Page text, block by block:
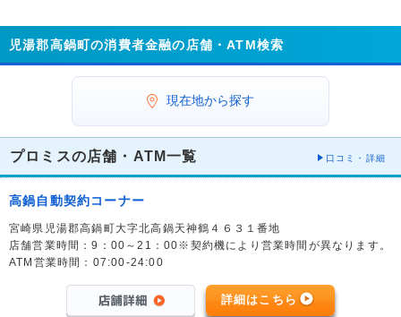
児湯郡高鍋町の消費者金融の店舗・ATM検索
現在地から探す
プロミスの店舗・ATM一覧 口コミ・詳細
高鍋自動契約コーナー
宮崎県児湯郡高鍋町大字北高鍋天神鶴４６３１番地
店舗営業時間：9：00～21：00※契約機により営業時間が異なります。
ATM営業時間：07:00-24:00
詳細はこちら